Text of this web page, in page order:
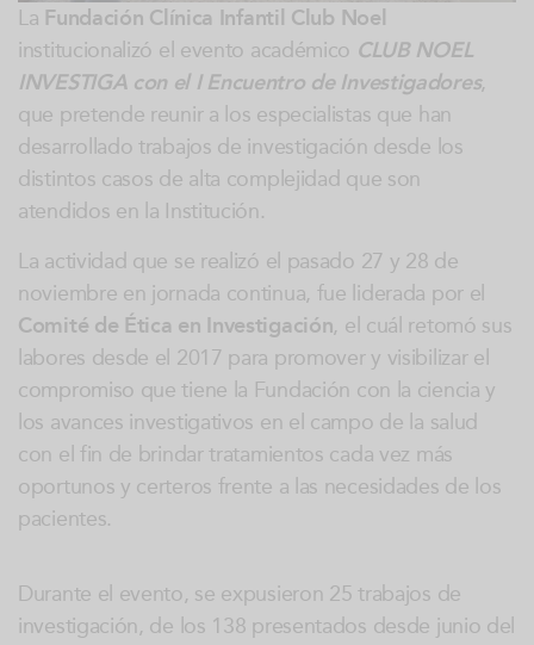
La Fundación Clínica Infantil Club Noel
institucionalizó el evento académico CLUB NOEL
INVESTIGA con el I Encuentro de Investigadores,
que pretende reunir a los especialistas que han
desarrollado trabajos de investigación desde los
distintos casos de alta complejidad que son
atendidos en la Institución.
La actividad que se realizó el pasado 27 y 28 de
noviembre en jornada continua, fue liderada por el
Comité de Ética en Investigación, el cuál retomó sus
labores desde el 2017 para promover y visibilizar el
compromiso que tiene la Fundación con la ciencia y
los avances investigativos en el campo de la salud
con el fin de brindar tratamientos cada vez más
oportunos y certeros frente a las necesidades de los
pacientes.
Durante el evento, se expusieron 25 trabajos de
investigación, de los 138 presentados desde junio del